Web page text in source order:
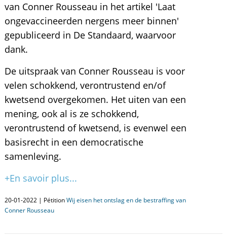
van Conner Rousseau in het artikel 'Laat
ongevaccineerden nergens meer binnen'
gepubliceerd in De Standaard, waarvoor
dank.
De uitspraak van Conner Rousseau is voor
velen schokkend, verontrustend en/of
kwetsend overgekomen. Het uiten van een
mening, ook al is ze schokkend,
verontrustend of kwetsend, is evenwel een
basisrecht in een democratische
samenleving.
+En savoir plus...
20-01-2022 | PétitionWij eisen het ontslag en de bestraffing van
Conner Rousseau